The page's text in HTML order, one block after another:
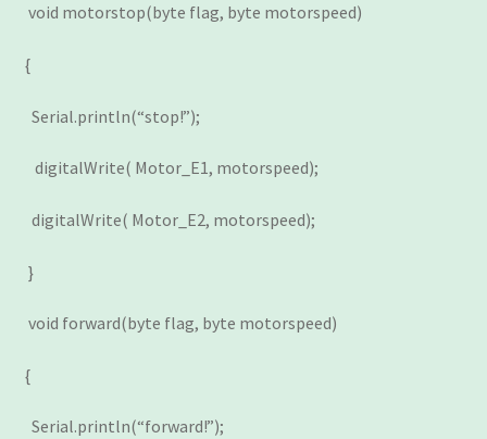
void motorstop(byte flag, byte motorspeed)
{
Serial.println(“stop!”);
digitalWrite( Motor_E1, motorspeed);
digitalWrite( Motor_E2, motorspeed);
}
void forward(byte flag, byte motorspeed)
{
Serial.println(“forward!”);